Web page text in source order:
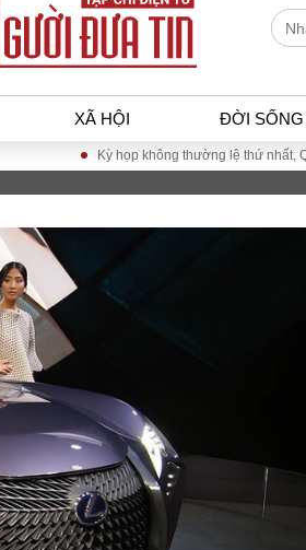
XÃ HỘI ĐỜI SỐNG
TẾ
Bất động sản
chính - Ngân
tế vĩ mô
sơ doanh
hướng thị
dùng và dư
nghệ
XÃ HỘI
Kỳ họp không thường lệ thứ nhất, Quốc hội